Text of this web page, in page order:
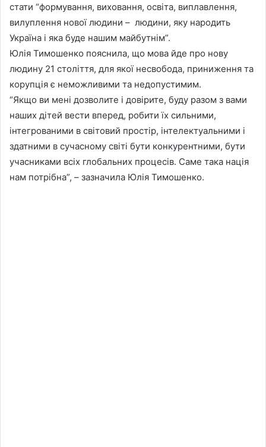
стати “формування, виховання, освіта, виплавлення,
вилуплення нової людини – людини, яку народить
Україна і яка буде нашим майбутнім”.
Юлія Тимошенко пояснила, що мова йде про нову
людину 21 століття, для якої несвобода, приниження та
корупція є неможливими та недопустимим.
“Якщо ви мені дозволите і довірите, буду разом з вами
наших дітей вести вперед, робити їх сильними,
інтегрованими в світовий простір, інтелектуальними і
здатними в сучасному світі бути конкурентними, бути
учасниками всіх глобальних процесів. Саме така нація
нам потрібна”, – зазначила Юлія Тимошенко.